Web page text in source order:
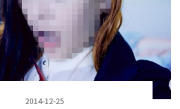
2014-12-25